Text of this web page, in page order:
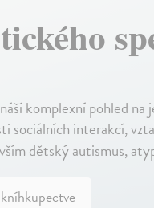
komplexní pohled
sociálních interakcí,
dětský autismus,